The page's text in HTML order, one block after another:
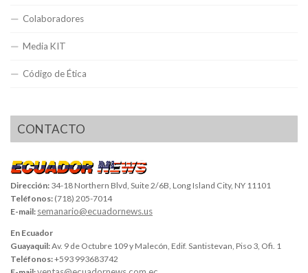
Colaboradores
Media KIT
Código de Ética
CONTACTO
Dirección: 34-18 Northern Blvd, Suite 2/6B, Long Island City, NY 11101
Teléfonos: (718) 205-7014
E-mail: semanario@ecuadornews.us
En Ecuador
Guayaquil:Av. 9 de Octubre 109 y Malecón, Edif. Santistevan, Piso 3, Ofi. 1
Teléfonos:+593 993683742